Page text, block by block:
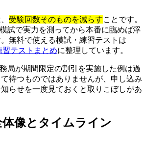
受験回数そのものを減らすことです。
試で実力を測ってから本番に臨めば浮
無料で使える模試・練習テストは
テストまとめに整理しています。
局が期間限定の割引を実施した例は過
待つものではありませんが、申し込み
らせを一度見ておくと取りこぼしがあ
像とタイムライン